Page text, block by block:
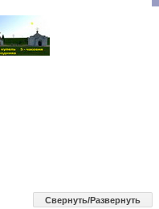
Cвернуть/Развернуть